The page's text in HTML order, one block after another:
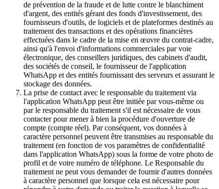
de prévention de la fraude et de lutte contre le blanchiment
d'argent, des entités gérant des fonds d'investissement, des
fournisseurs d'outils, de logiciels et de plateformes destinés au
traitement des transactions et des opérations financières
effectuées dans le cadre de la mise en œuvre du contrat-cadre,
ainsi qu'à l'envoi d'informations commerciales par voie
électronique, des conseillers juridiques, des cabinets d'audit,
des sociétés de conseil, le fournisseur de l'application
WhatsApp et des entités fournissant des serveurs et assurant le
stockage des données.
La prise de contact avec le responsable du traitement via
l'application WhatsApp peut être initiée par vous-même ou
par le responsable du traitement s'il est nécessaire de vous
contacter pour mener à bien la procédure d'ouverture de
compte (compte réel). Par conséquent, vos données à
caractère personnel peuvent être transmises au responsable du
traitement (en fonction de vos paramètres de confidentialité
dans l'application WhatsApp) sous la forme de votre photo de
profil et de votre numéro de téléphone. Le Responsable du
traitement ne peut vous demander de fournir d'autres données
à caractère personnel que lorsque cela est nécessaire pour